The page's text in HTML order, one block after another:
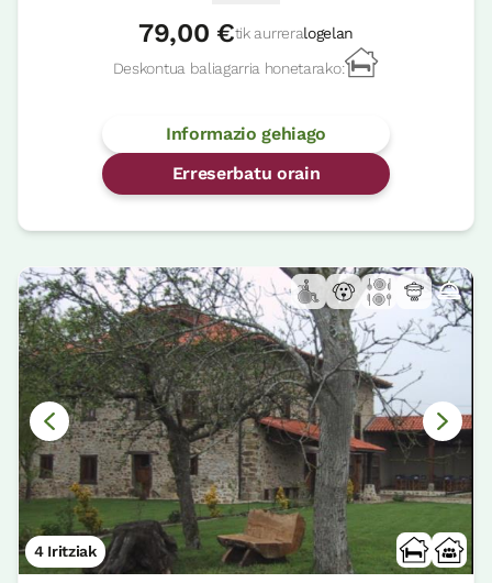
79,00 €tik aurreralogelan
Deskontua baliagarria honetarako:
Informazio gehiago
Erreserbatu orain
4 Iritziak